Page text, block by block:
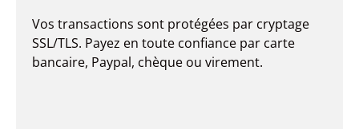
Vos transactions sont protégées par cryptage
SSL/TLS. Payez en toute confiance par carte
bancaire, Paypal, chèque ou virement.